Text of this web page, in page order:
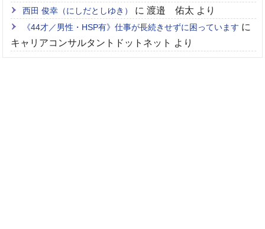
西田 俊幸（にしだとしゆき） に渡邉 佑太 より
《44才／男性・HSP有》仕事が長続きせずに困っています に
キャリアコンサルタントドットネット より